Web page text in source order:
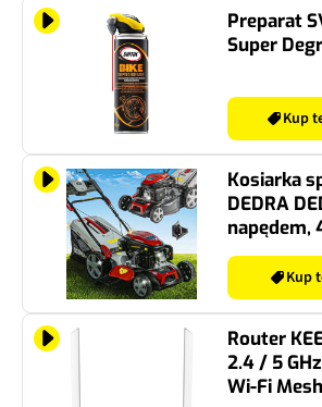
Preparat
Super
Kup
Kosiarka
DEDRA
napędem,
2.9 kW,
kosz 60L,
Kup
Router
2.4 / 5
Wi-Fi Mesh